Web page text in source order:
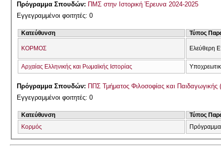
Πρόγραμμα Σπουδών: ΠΜΣ στην Ιστορική Έρευνα 2024-2025
Εγγεγραμμένοι φοιτητές: 0
Κατεύθυνση Τύπος
ΚΟΡΜΟΣ Ελεύθερη
Αρχαίας Ελληνικής και Ρωμαϊκής Ιστορίας
Πρόγραμμα Σπουδών: ΠΠΣ Τμήματος Φιλοσοφίας και Παιδαγωγικής
Εγγεγραμμένοι φοιτητές: 0
Κατεύθυνση
Τύπος
Κορμός